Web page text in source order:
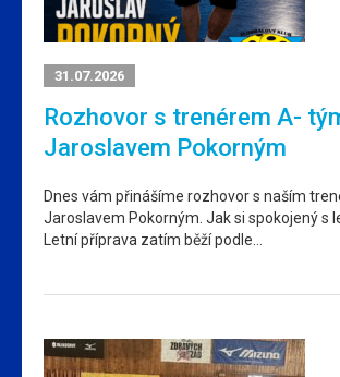
31.07.2026
Rozhovor s trenérem A-
Jaroslavem Pokorným
Dnes vám přinášíme rozhovor s naším
Jaroslavem Pokorným. Jak si spokojený s
Letní příprava zatím běží podle…